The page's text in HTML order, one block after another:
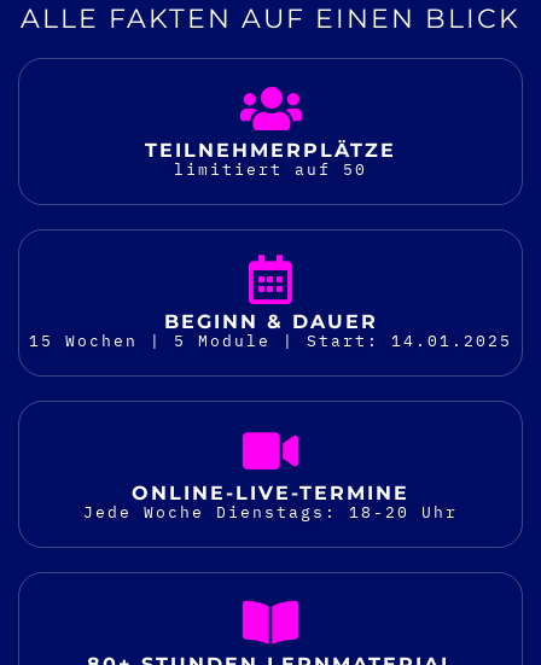
ALLE FAKTEN AUF EINEN BLICK
TEILNEHMER­PLÄTZE
limitiert auf 50
BEGINN & DAUER
15 Wochen | 5 Module | Start: 14.01.2025
ONLINE-LIVE-TERMINE
Jede Woche Dienstags: 18-20 Uhr